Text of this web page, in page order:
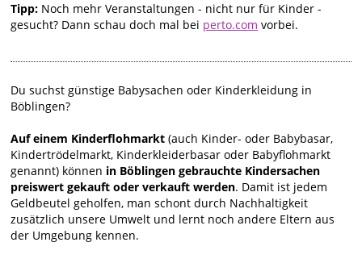
Tipp: Noch mehr Veranstaltungen - nicht nur für Kinder -
gesucht? Dann schau doch mal bei perto.com vorbei.
Du suchst günstige Babysachen oder Kinderkleidung in
Böblingen?
Auf einem Kinderflohmarkt (auch Kinder- oder Babybasar,
Kindertrödelmarkt, Kinderkleiderbasar oder Babyflohmarkt
genannt) können in Böblingen gebrauchte Kindersachen
preiswert gekauft oder verkauft werden. Damit ist jedem
Geldbeutel geholfen, man schont durch Nachhaltigkeit
zusätzlich unsere Umwelt und lernt noch andere Eltern aus
der Umgebung kennen.